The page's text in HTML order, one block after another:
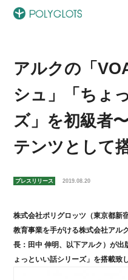
アルクの「
シュ」「ちょ
ズ」を初級者
テンツとして
プレスリリース 2019.08.20
株式会社ポリグロッツ（東京都新
教育事業を手がける株式会社アル
長：田中 伸明、以下アルク）が
ょっといい話シリーズ」を搭載致